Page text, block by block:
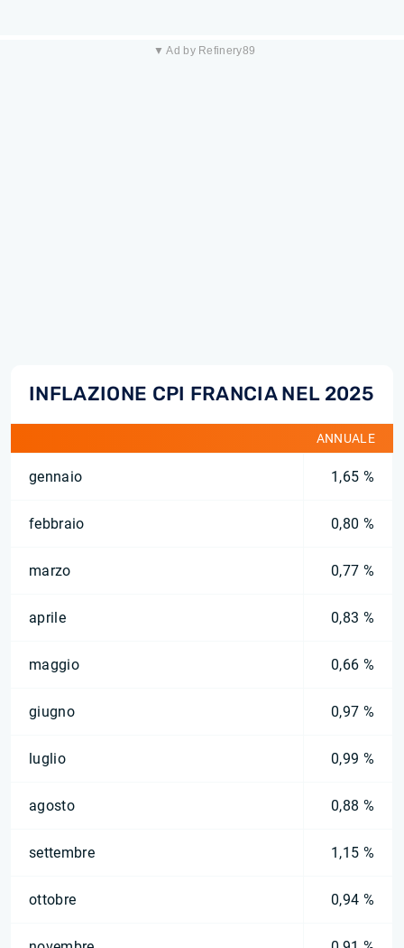
▼ Ad by Refinery89
INFLAZIONE CPI FRANCIA NEL 2025
ANNUALE
gennaio 1,65 %
febbraio 0,80 %
marzo 0,77 %
aprile 0,83 %
maggio 0,66 %
giugno 0,97 %
luglio 0,99 %
agosto 0,88 %
settembre 1,15 %
ottobre 0,94 %